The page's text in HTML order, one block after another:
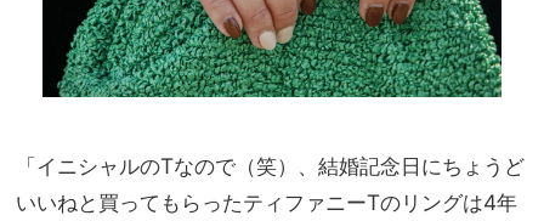
「イニシャルのTなので（笑）、結婚記念日にちょうど
いいねと買ってもらったティファニーTのリングは4年